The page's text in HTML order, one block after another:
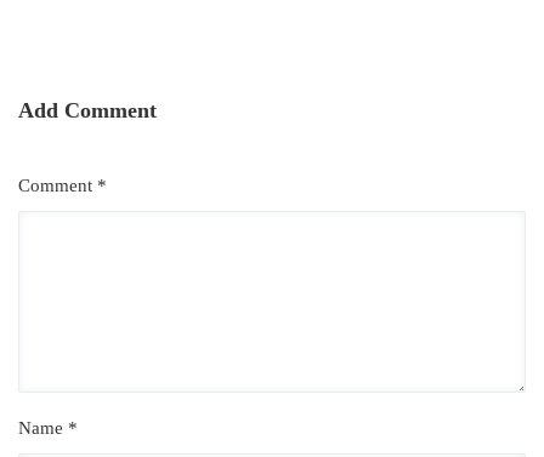
Add Comment
Comment *
Name *